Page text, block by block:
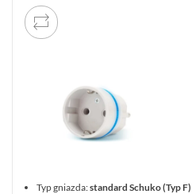
Typ gniazda:standard Schuko (Typ